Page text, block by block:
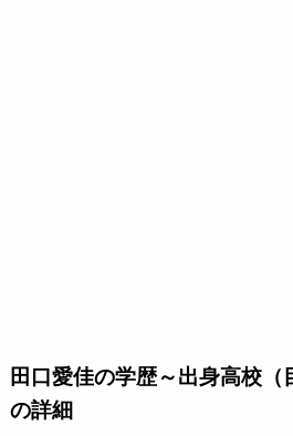
田口愛佳の学歴～出身高校（
の詳細